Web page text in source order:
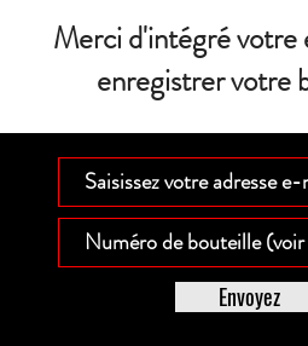
Merci d'intégré
enregistrer votre
Envoyez